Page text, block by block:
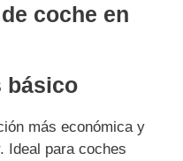
coche en
básico
más económica y
Ideal para coches